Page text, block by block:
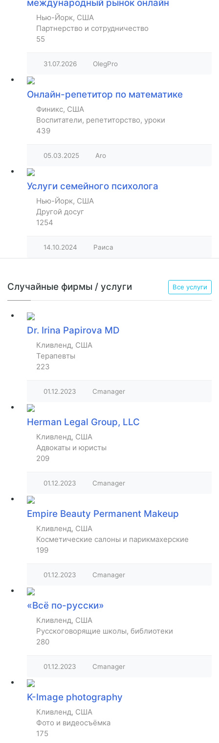
международный рынок онлайн
Нью-Йорк, США
Партнерство и сотрудничество
55
31.07.2026 OlegPro
Онлайн-репетитор по математике
Финикс, США
Воспитатели, репетиторство, уроки
439
05.03.2025 Aro
Услуги семейного психолога
Нью-Йорк, США
Другой досуг
1254
14.10.2024 Раиса
Случайные фирмы / услуги Все услуги
Dr. Irina Papirova MD
Кливленд, США
Терапевты
223
01.12.2023 Cmanager
Herman Legal Group, LLC
Кливленд, США
Адвокаты и юристы
209
01.12.2023 Cmanager
Empire Beauty Permanent Makeup
Кливленд, США
Косметические салоны и парикмахерские
199
01.12.2023 Cmanager
«Всё по-русски»
Кливленд, США
Русскоговорящие школы, библиотеки
280
01.12.2023 Cmanager
K-Image photography
Кливленд, США
Фото и видеосъёмка
175